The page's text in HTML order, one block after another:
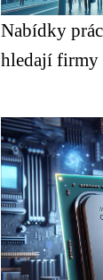
Nabídky
hledají firmy